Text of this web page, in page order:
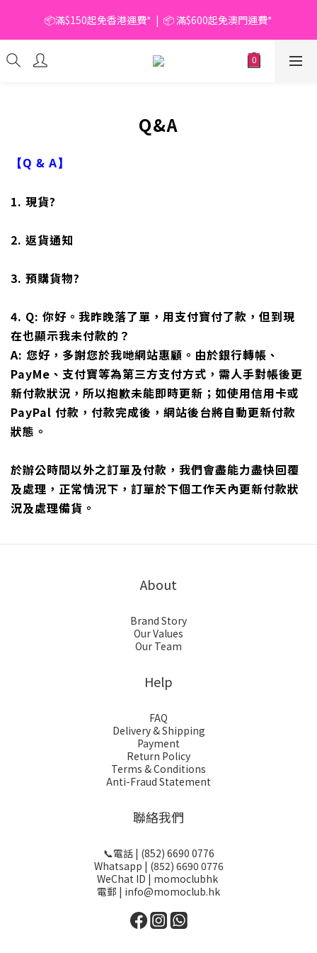
📦滿$150起免香港運費*  |  📦 滿$600起免澳門運費*
📦滿$150起免香港運費*  |  📦 滿$600起免澳門運費*
🥫 罐頭優惠 | 任選* 6件 即減 $6 |  任選* 24件 即減 $30 🥫 (按此了
解更多)
Q&A
【Q & A】
1. 現貨?
2. 返貨通知
3. 預購貨物?
4. Q: 你好。我昨晚落了單，用支付寶付了款，但到現
在也顯示我未付款的？
A: 您好，多謝您於我哋網站惠顧。由於銀行轉帳、
PayMe、支付寶等為第三方支付方式，需人手對帳後更
新付款狀況，所以抱歉未能即時更新；如使用信用卡或
PayPal 付款，付款完成後，網站後台將自動更新付款
狀態。
於辦公時間以外之訂單及付款，我們會盡能力盡快回覆
及處理，正常情況下，訂單於下個工作天內更新付款狀
況及處理備貨。
About
Brand Story
Our Values
Our Team
Help
FAQ
Delivery & Shipping
Payment
Return Policy
Terms & Conditions
Anti-Fraud Statement
聯絡我們
📞電話 | (852) 6690 0776
Whatsapp | (852) 6690 0776
WeChat ID | momoclubhk
電郵 | info@momoclub.hk